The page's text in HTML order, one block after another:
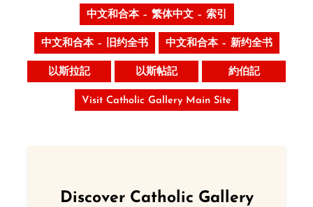
中文和合本 – 繁体中文 – 索引
中文和合本 – 旧约全书 中文和合本 – 新约全书
以斯拉記 以斯帖記 約伯記
Visit Catholic Gallery Main Site
Discover Catholic Gallery